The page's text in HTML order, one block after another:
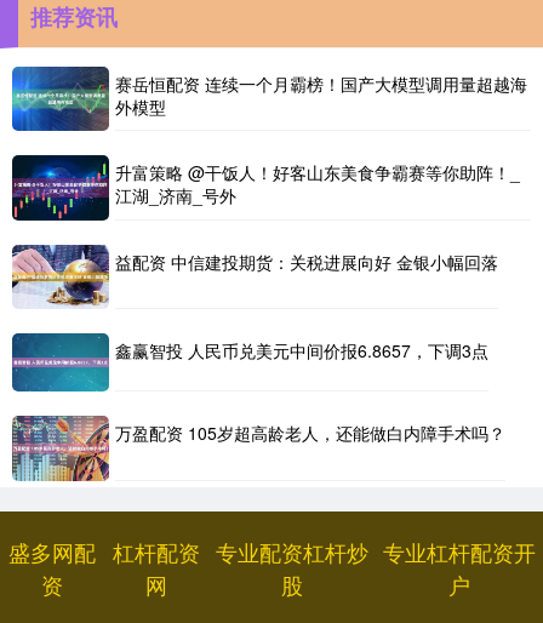
推荐资讯
赛岳恒配资 连续一个月霸榜！国产大模型调用量超越海
外模型
升富策略 @干饭人！好客山东美食争霸赛等你助阵！_
江湖_济南_号外
益配资 中信建投期货：关税进展向好 金银小幅回落
鑫赢智投 人民币兑美元中间价报6.8657，下调3点
万盈配资 105岁超高龄老人，还能做白内障手术吗？
盛多网配
资
杠杆配资
网
专业配资杠杆炒
股
专业杠杆配资开
户